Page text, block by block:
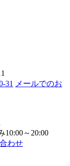
31
メールでのお
～20:00
わせ